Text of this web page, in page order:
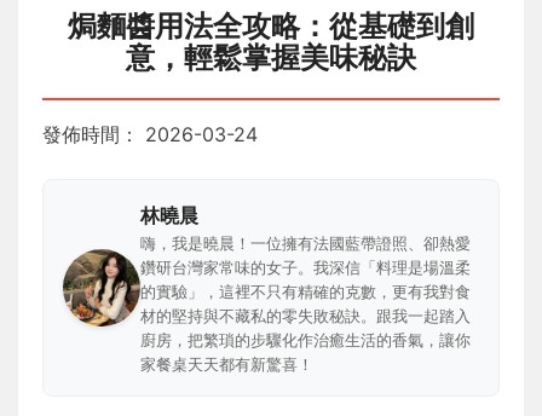
焗麵醬用法全攻略：從基礎到創
意，輕鬆掌握美味秘訣
發佈時間： 2026-03-24
林曉晨
嗨，我是曉晨！一位擁有法國藍帶證照、卻熱愛
鑽研台灣家常味的女子。我深信「料理是場溫柔
的實驗」，這裡不只有精確的克數，更有我對食
材的堅持與不藏私的零失敗秘訣。跟我一起踏入
廚房，把繁瑣的步驟化作治癒生活的香氣，讓你
家餐桌天天都有新驚喜！